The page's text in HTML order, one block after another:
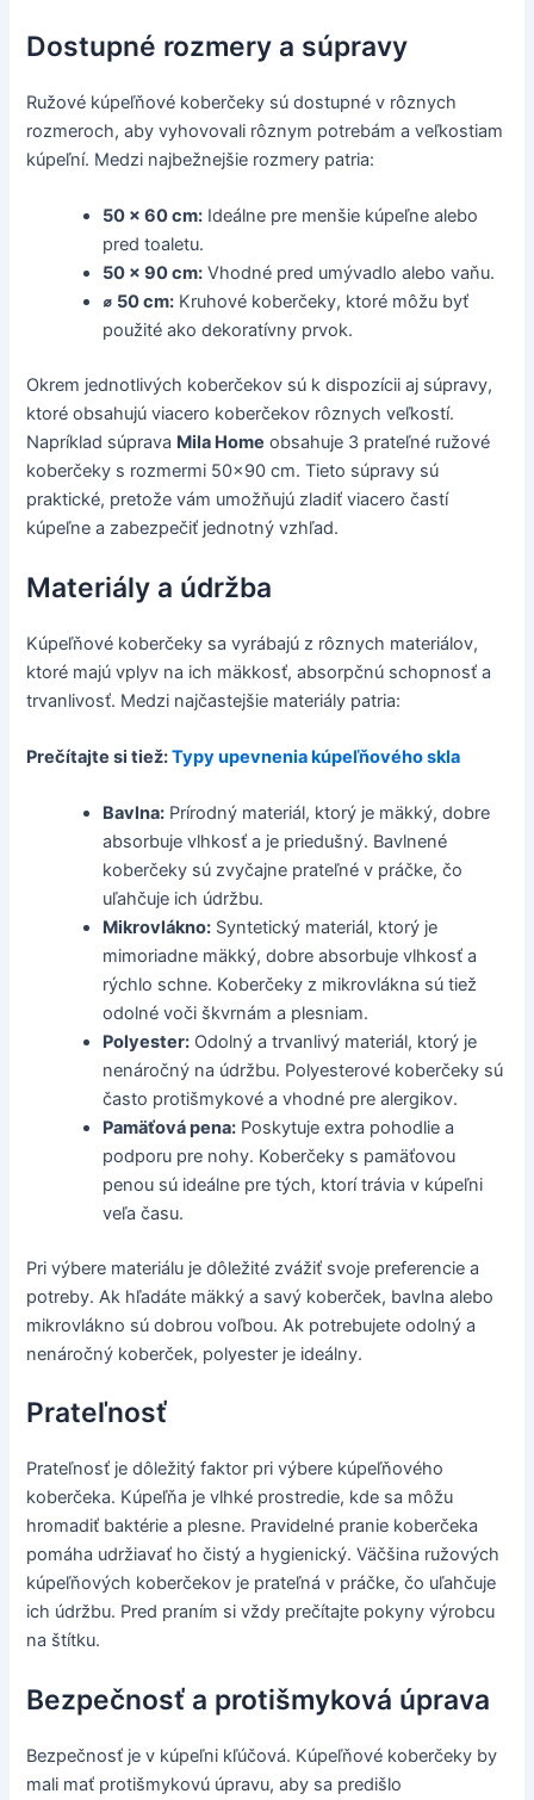
Dostupné rozmery a súpravy
Ružové kúpeľňové koberčeky sú dostupné v rôznych
rozmeroch, aby vyhovovali rôznym potrebám a veľkostiam
kúpeľní. Medzi najbežnejšie rozmery patria:
50 x 60 cm: Ideálne pre menšie kúpeľne alebo
pred toaletu.
50 x 90 cm: Vhodné pred umývadlo alebo vaňu.
⌀ 50 cm: Kruhové koberčeky, ktoré môžu byť
použité ako dekoratívny prvok.
Okrem jednotlivých koberčekov sú k dispozícii aj súpravy,
ktoré obsahujú viacero koberčekov rôznych veľkostí.
Napríklad súprava Mila Home obsahuje 3 prateľné ružové
koberčeky s rozmermi 50x90 cm. Tieto súpravy sú
praktické, pretože vám umožňujú zladiť viacero častí
kúpeľne a zabezpečiť jednotný vzhľad.
Materiály a údržba
Kúpeľňové koberčeky sa vyrábajú z rôznych materiálov,
ktoré majú vplyv na ich mäkkosť, absorpčnú schopnosť a
trvanlivosť. Medzi najčastejšie materiály patria:
Prečítajte si tiež:Typy upevnenia kúpeľňového skla
Bavlna: Prírodný materiál, ktorý je mäkký, dobre
absorbuje vlhkosť a je priedušný. Bavlnené
koberčeky sú zvyčajne prateľné v práčke, čo
uľahčuje ich údržbu.
Mikrovlákno: Syntetický materiál, ktorý je
mimoriadne mäkký, dobre absorbuje vlhkosť a
rýchlo schne. Koberčeky z mikrovlákna sú tiež
odolné voči škvrnám a plesniam.
Polyester: Odolný a trvanlivý materiál, ktorý je
nenáročný na údržbu. Polyesterové koberčeky sú
často protišmykové a vhodné pre alergikov.
Pamäťová pena: Poskytuje extra pohodlie a
podporu pre nohy. Koberčeky s pamäťovou
penou sú ideálne pre tých, ktorí trávia v kúpeľni
veľa času.
Pri výbere materiálu je dôležité zvážiť svoje preferencie a
potreby. Ak hľadáte mäkký a savý koberček, bavlna alebo
mikrovlákno sú dobrou voľbou. Ak potrebujete odolný a
nenáročný koberček, polyester je ideálny.
Prateľnosť
Prateľnosť je dôležitý faktor pri výbere kúpeľňového
koberčeka. Kúpeľňa je vlhké prostredie, kde sa môžu
hromadiť baktérie a plesne. Pravidelné pranie koberčeka
pomáha udržiavať ho čistý a hygienický. Väčšina ružových
kúpeľňových koberčekov je prateľná v práčke, čo uľahčuje
ich údržbu. Pred praním si vždy prečítajte pokyny výrobcu
na štítku.
Bezpečnosť a protišmyková úprava
Bezpečnosť je v kúpeľni kľúčová. Kúpeľňové koberčeky by
mali mať protišmykovú úpravu, aby sa predišlo